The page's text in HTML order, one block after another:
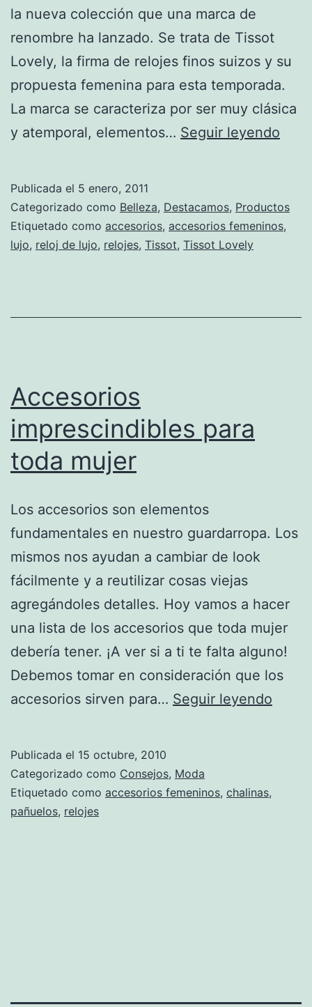
la nueva colección que una marca de
renombre ha lanzado. Se trata de Tissot
Lovely, la firma de relojes finos suizos y su
propuesta femenina para esta temporada.
La marca se caracteriza por ser muy clásica
y atemporal, elementos… Seguir leyendo
su
Publicada el 5 enero, 2011
Categorizado como Belleza, Destacamos, Productos
Etiquetado como accesorios, accesorios femeninos,
lujo, reloj de lujo, relojes, Tissot, Tissot Lovely
Accesorios
imprescindibles para
toda mujer
Los accesorios son elementos
fundamentales en nuestro guardarropa. Los
mismos nos ayudan a cambiar de look
fácilmente y a reutilizar cosas viejas
agregándoles detalles. Hoy vamos a hacer
una lista de los accesorios que toda mujer
debería tener. ¡A ver si a ti te falta alguno!
Debemos tomar en consideración que los
accesorios sirven para… Seguir leyendo
Publicada el 15 octubre, 2010
Categorizado como Consejos, Moda
Etiquetado como accesorios femeninos, chalinas,
pañuelos, relojes